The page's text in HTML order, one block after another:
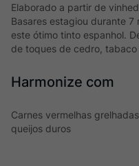
Elaborado a partir de
Basares estagiou durante
este ótimo tinto espanhol.
de toques de cedro,
Harmonize com
Carnes vermelhas
queijos duros